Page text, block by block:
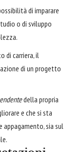
di imparare
o di sviluppo
di carriera, il
di un progetto
della propria
e che si sta
appagamento, sia sul